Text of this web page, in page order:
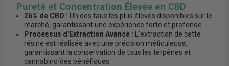
Pureté et Concentration Élevée en CBD
26% de CBD : Un des taux les plus élevés disponibles sur le
marché, garantissant une expérience forte et profonde.
Processus d'Extraction Avancé : L'extraction de cette
résine est réalisée avec une précision méticuleuse,
garantissant la conservation de tous les terpènes et
cannabinoïdes bénéfiques.